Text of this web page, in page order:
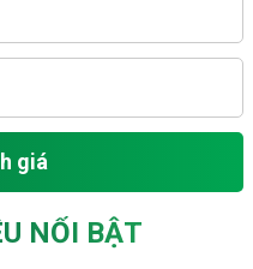
giá
NỔI BẬT